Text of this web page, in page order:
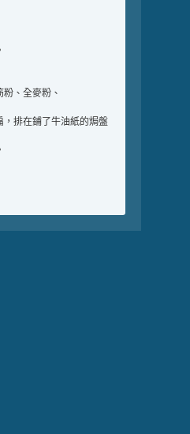
、全麥粉、
，排在鋪了牛油紙的焗盤